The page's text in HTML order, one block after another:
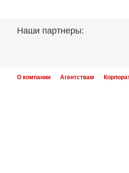
Наши партнеры:
О компании Агентствам